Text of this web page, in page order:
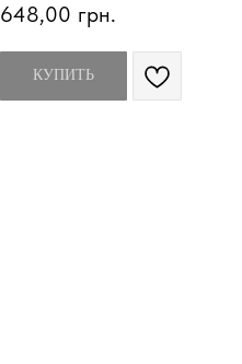
648,00 грн.
КУПИТЬ